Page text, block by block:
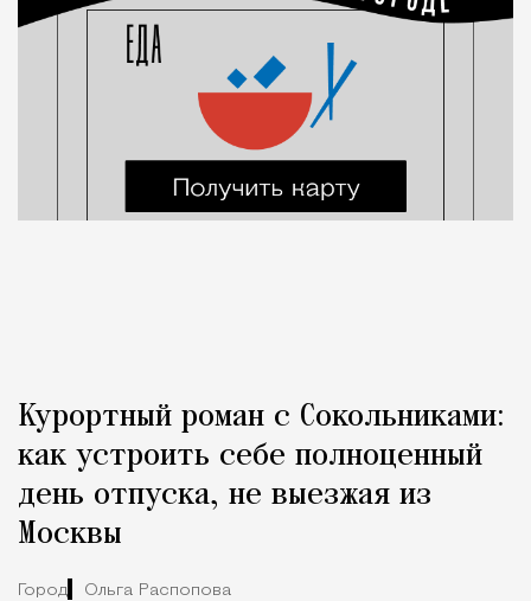
Курортный роман с Сокольниками:
как устроить себе полноценный
день отпуска, не выезжая из
Москвы
Город Ольга Распопова